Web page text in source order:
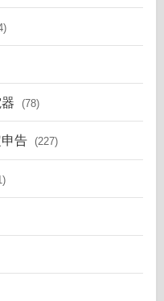
(78)
告 (227)